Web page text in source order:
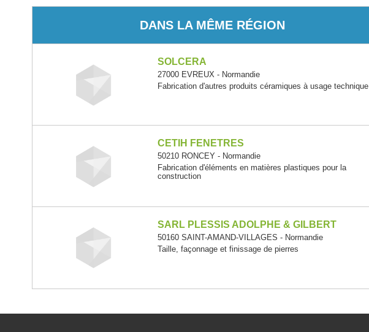
DANS LA MÊME RÉGION
SOLCERA
27000 EVREUX - Normandie
Fabrication d'autres produits céramiques à usage technique
CETIH FENETRES
50210 RONCEY - Normandie
Fabrication d'éléments en matières plastiques pour la
construction
SARL PLESSIS ADOLPHE & GILBERT
50160 SAINT-AMAND-VILLAGES - Normandie
Taille, façonnage et finissage de pierres